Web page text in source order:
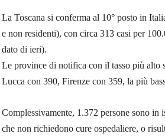
La Toscana si conferma al 10° posto in
e non residenti), con circa 313 casi per
dato di ieri).
Le province di notifica con il tasso più alto
Lucca con 390, Firenze con 359, la più
Complessivamente, 1.372 persone sono in
che non richiedono cure ospedaliere, o